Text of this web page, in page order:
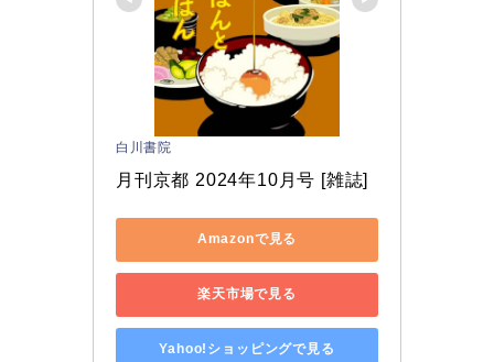
白川書院
月刊京都 2024年10月号 [雑誌]
Amazonで見る
楽天市場で見る
Yahoo!ショッピングで見る